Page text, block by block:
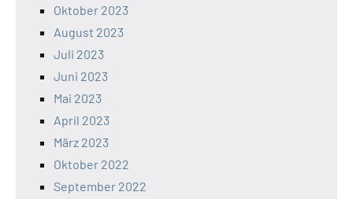
Oktober 2023
August 2023
Juli 2023
Juni 2023
Mai 2023
April 2023
März 2023
Oktober 2022
September 2022